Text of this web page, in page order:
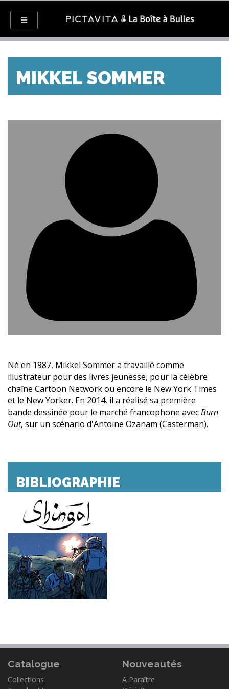
MIKKEL SOMMER
Né en 1987, Mikkel Sommer a travaillé comme
illustrateur pour des livres jeunesse, pour la célèbre
chaîne Cartoon Network ou encore le New York Times
et le New Yorker. En 2014, il a réalisé sa première
bande dessinée pour le marché francophone avecBurn
Out, sur un scénario d'Antoine Ozanam (Casterman).
BIBLIOGRAPHIE
Catalogue
Collections
Nouveautés
A Paraître